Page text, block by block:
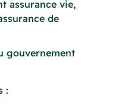
assurance vie,
de
gouvernement
: